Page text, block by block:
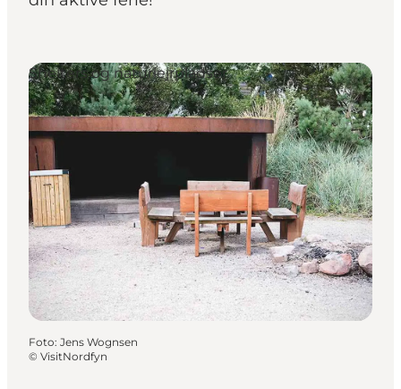
Shelters og naturlejrpladser
Foto: Jens Wognsen
© VisitNordfyn